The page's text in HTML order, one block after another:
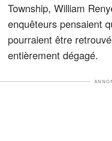
Township, William
enquêteurs pensaient
pourraient être
entièrement dégagé.